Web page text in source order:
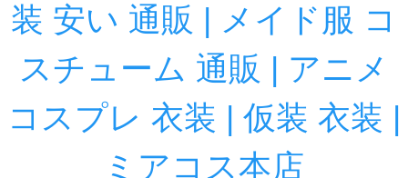
装 安い 通販 | メイド服 コ
スチューム 通販 | アニメ
コスプレ 衣装 | 仮装 衣装 |
ミアコス本店